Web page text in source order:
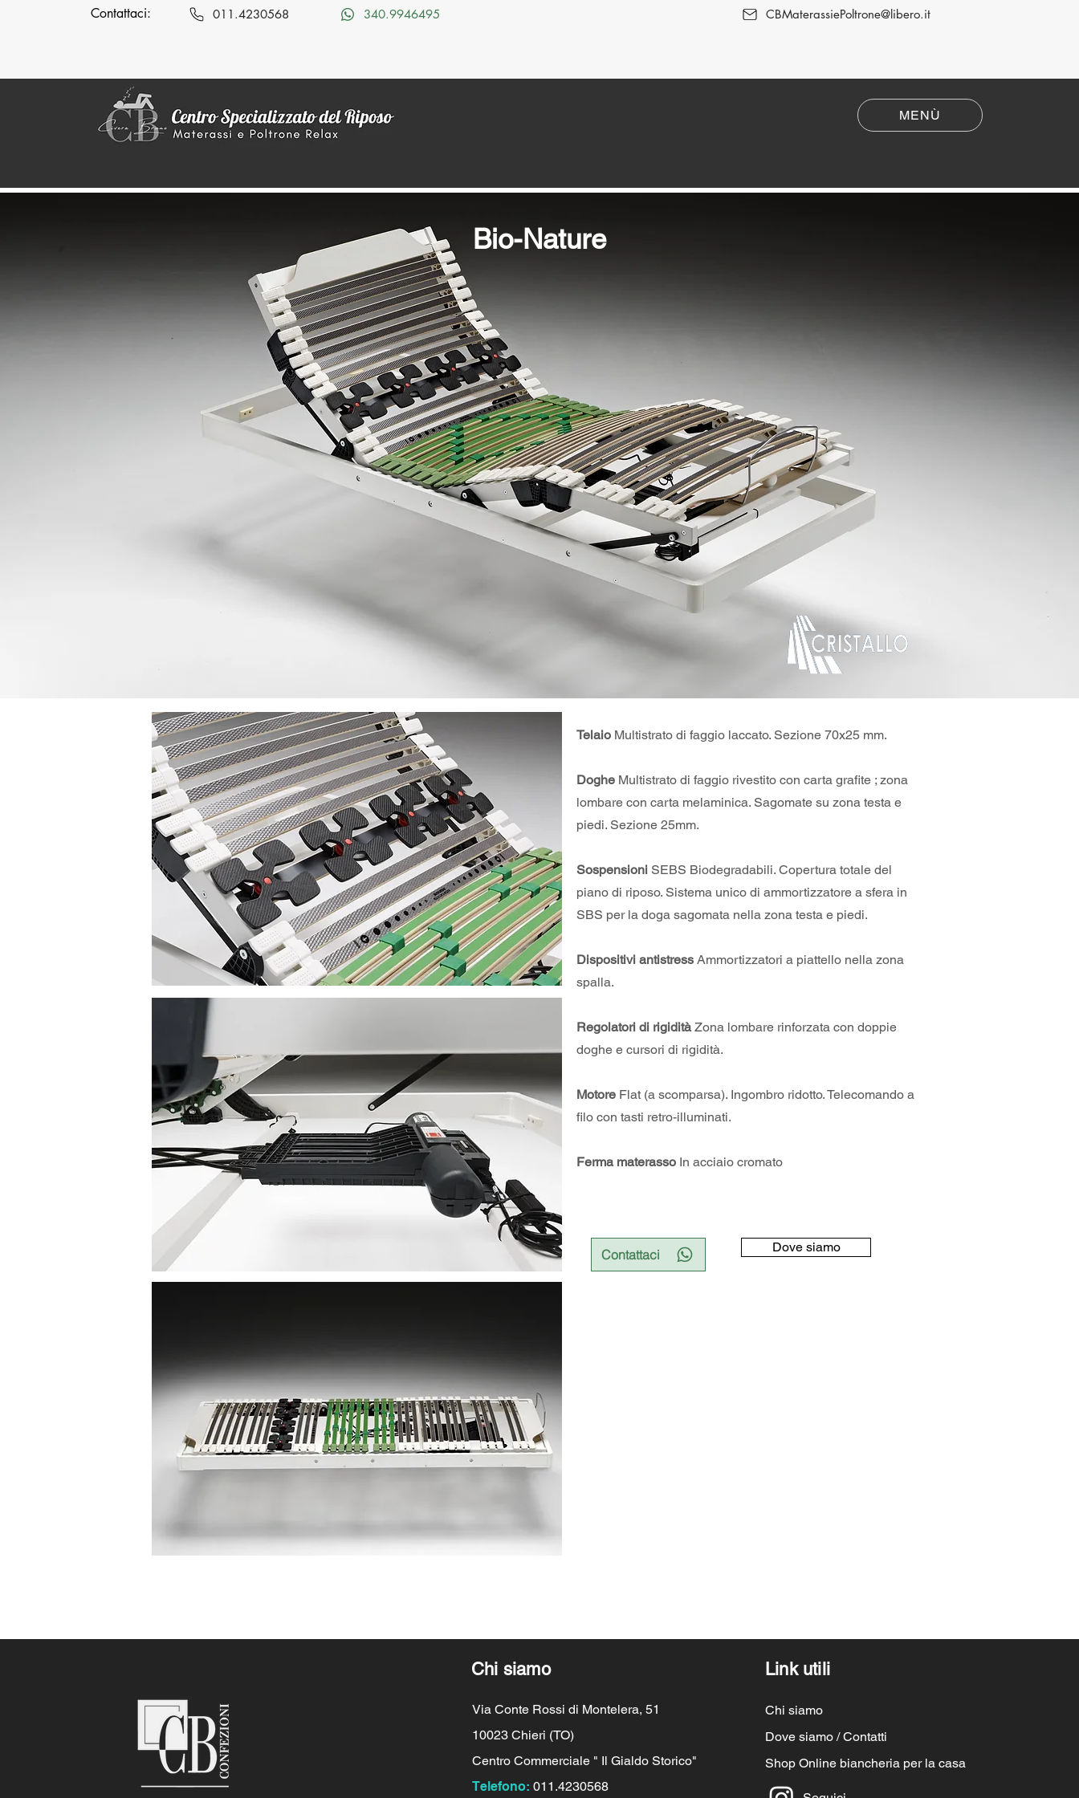
Contattaci: 011.4230568 340.9946495 CBMaterassiePoltrone@libero.it
MENÙ Promozioni Chi Siamo MENÙ
Bio-Nature
Telaio Multistrato di faggio laccato. Sezione 70x25 mm.
Doghe Multistrato di faggio rivestito con carta grafite ; zona
lombare con carta melaminica. Sagomate su zona testa e
piedi. Sezione 25mm.
Sospensioni SEBS Biodegradabili. Copertura totale del
piano di riposo. Sistema unico di ammortizzatore a sfera in
SBS per la doga sagomata nella zona testa e piedi.
Dispositivi antistress Ammortizzatori a piattello nella zona
spalla.
Regolatori di rigidità Zona lombare rinforzata con doppie
doghe e cursori di rigidità.
Motore Flat (a scomparsa). Ingombro ridotto. Telecomando a
filo con tasti retro-illuminati.
Ferma materasso In acciaio cromato
Contattaci Dove siamo
Chi siamo
Via Conte Rossi di Montelera, 51
10023 Chieri (TO)
Centro Commerciale " Il Gialdo Storico"
Telefono: 011.4230568
Link utili
Chi siamo
Dove siamo / Contatti
Shop Online biancheria per la casa